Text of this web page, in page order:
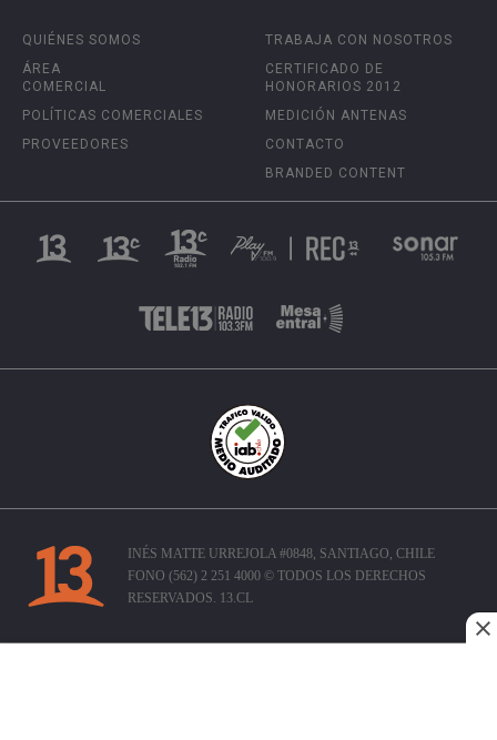
QUIÉNES SOMOS
ÁREA
COMERCIAL
POLÍTICAS COMERCIALES
PROVEEDORES
TRABAJA CON NOSOTROS
CERTIFICADO DE
HONORARIOS 2012
MEDICIÓN ANTENAS
CONTACTO
BRANDED CONTENT
INÉS MATTE URREJOLA #0848, SANTIAGO, CHILE
FONO (562) 2 251 4000 © TODOS LOS DERECHOS
RESERVADOS. 13.CL